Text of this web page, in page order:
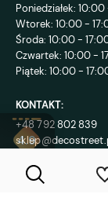
Poniedziałek:
Wtorek: 10:00 -
Środa: 10:00 -
Czwartek: 10:00 -
Piątek: 10:00 -
KONTAKT:
+48 792 802 839
4.9
opinii